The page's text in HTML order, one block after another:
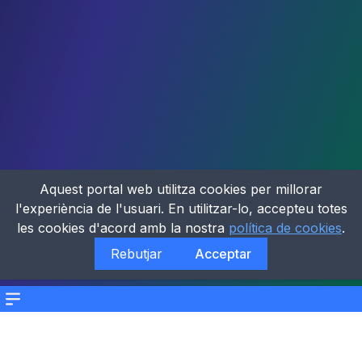
Menu
Aquest portal web utilitza cookies per millorar
l'experiència de l'usuari. En utilitzar-lo, accepteu totes
les cookies d'acord amb la nostra política de cookies.
Rebutjar
Acceptar